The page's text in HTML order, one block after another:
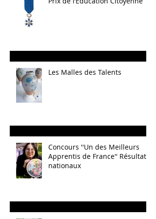
Les Malles des Talents
Concours ''Un des Meilleurs
Apprentis de France'' Résultats
nationaux